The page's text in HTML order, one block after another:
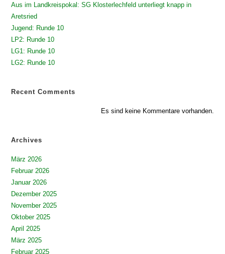
Aus im Landkreispokal: SG Klosterlechfeld unterliegt knapp in
Aretsried
Jugend: Runde 10
LP2: Runde 10
LG1: Runde 10
LG2: Runde 10
Recent Comments
Es sind keine Kommentare vorhanden.
Archives
März 2026
Februar 2026
Januar 2026
Dezember 2025
November 2025
Oktober 2025
April 2025
März 2025
Februar 2025